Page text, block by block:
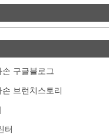
손 구글블로그
브런치스토리
터